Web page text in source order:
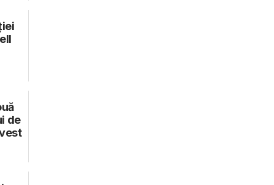
de